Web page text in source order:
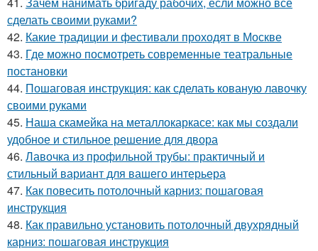
сделать своими руками?
42. Какие традиции и фестивали проходят в Москве
43. Где можно посмотреть современные театральные
постановки
44. Пошаговая инструкция: как сделать кованую лавочку
своими руками
45. Наша скамейка на металлокаркасе: как мы создали
удобное и стильное решение для двора
46. Лавочка из профильной трубы: практичный и
стильный вариант для вашего интерьера
47. Как повесить потолочный карниз: пошаговая
инструкция
48. Как правильно установить потолочный двухрядный
карниз: пошаговая инструкция